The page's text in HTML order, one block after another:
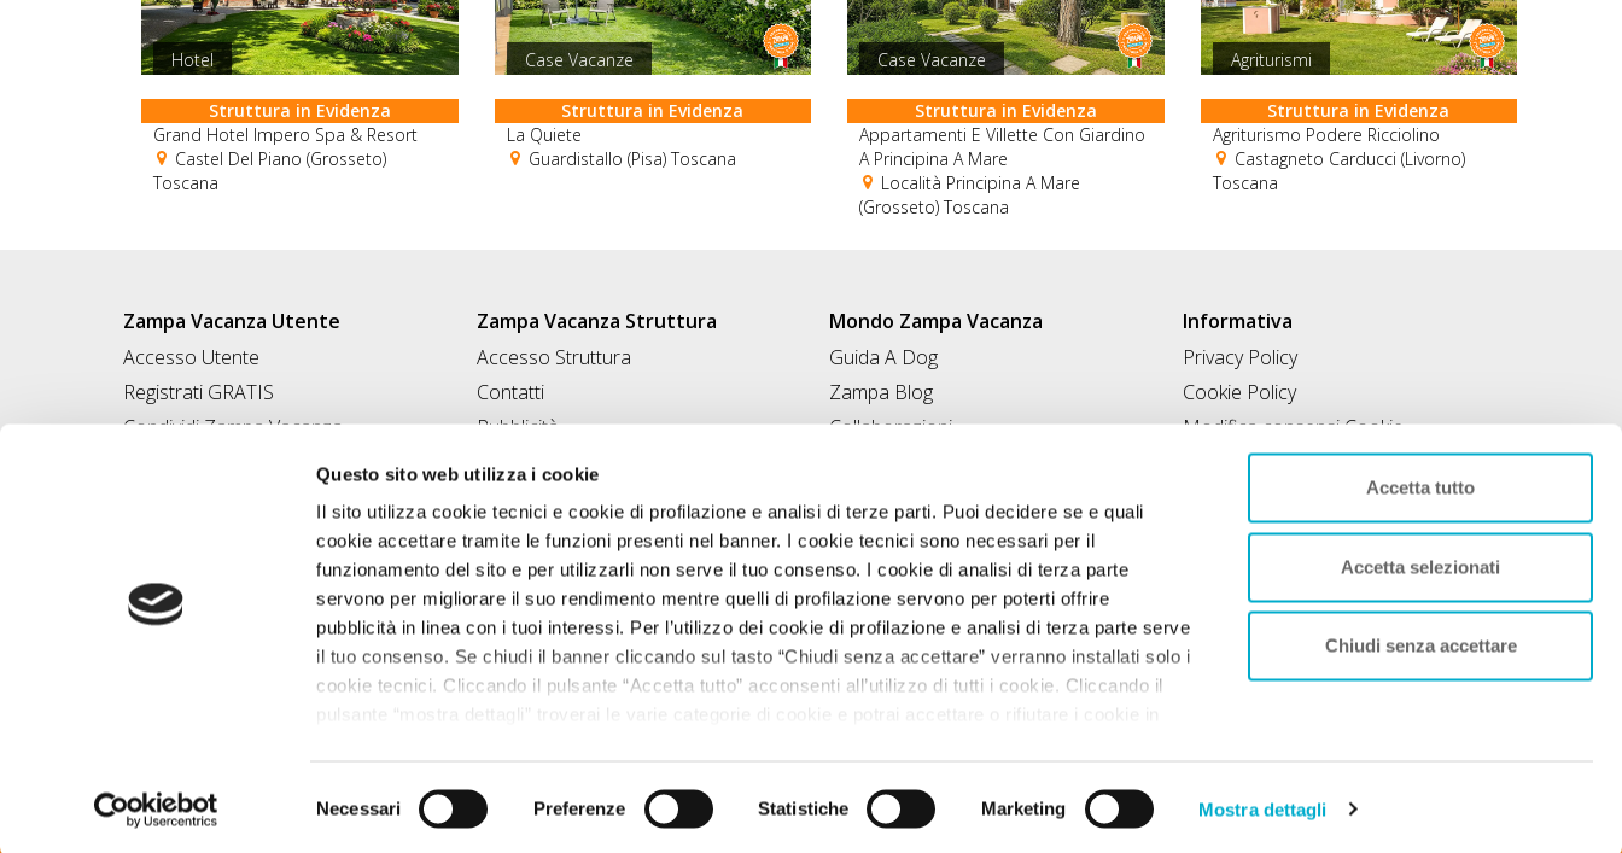
Questo sito web utilizza i cookie
Il sito utilizza cookie tecnici e cookie di profilazione e analisi di terze parti. Puoi decidere se e quali
cookie accettare tramite le funzioni presenti nel banner. I cookie tecnici sono necessari per il
funzionamento del sito e per utilizzarli non serve il tuo consenso. I cookie di analisi di terza parte
servono per migliorare il suo rendimento mentre quelli di profilazione servono per poterti offrire
pubblicità in linea con i tuoi interessi. Per l’utilizzo dei cookie di profilazione e analisi di terza parte serve
il tuo consenso. Se chiudi il banner cliccando sul tasto “Chiudi senza accettare” verranno installati solo i
cookie tecnici. Cliccando il pulsante “Accetta tutto” acconsenti all’utilizzo di tutti i cookie. Cliccando il
pulsante “mostra dettagli” troverai le varie categorie di cookie e potrai accettare o rifiutare i cookie in
del
Necessari Preferenze Statistiche Marketing Mostra dettagli
Accetta tutto
Accetta selezionati
Chiudi senza accettare
Hotel
Struttura in Evidenza
Grand Hotel Impero Spa & Resort
Castel Del Piano (Grosseto)
Toscana
Case Vacanze
Struttura in Evidenza
La Quiete
Guardistallo (Pisa) Toscana
Case Vacanze
Struttura in Evidenza
Appartamenti E Villette Con Giardino
A Principina A Mare
Località Principina A Mare
(Grosseto) Toscana
Agriturismi
Struttura in Evidenza
Agriturismo Podere Ricciolino
Castagneto Carducci (Livorno)
Toscana
Zampa Vacanza Utente
Accesso Utente
Registrati GRATIS
Condividi Zampa Vacanza
Campagna Contro l'Abbandono
Zampa Vacanza Struttura
Accesso Struttura
Contatti
Pubblicità
Iscrivi Struttura
Mondo Zampa Vacanza
Guida A Dog
Zampa Blog
Collaborazioni
Informativa
Privacy Policy
Cookie Policy
Modifica consensi Cookie
Condizioni di utilizzo
Contratto di inclusione
Progetto Originale realizzato da T&RB//GROUP